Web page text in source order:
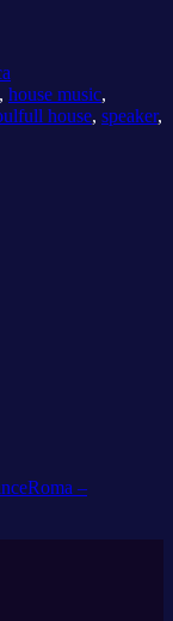
, house music,
house, speaker,
–